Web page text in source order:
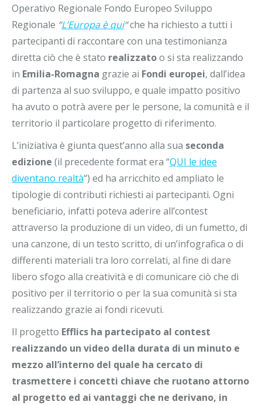
Operativo Regionale Fondo Europeo Sviluppo
Regionale “L’Europa è qui“che ha richiesto a tutti i
partecipanti di raccontare con una testimonianza
diretta ciò che è stato realizzatoo si sta realizzando
in Emilia-Romagna grazie ai Fondi europei, dall’idea
di partenza al suo sviluppo, e quale impatto positivo
ha avuto o potrà avere per le persone, la comunità e il
territorio il particolare progetto di riferimento.
L’iniziativa è giunta quest’anno alla sua seconda
edizione (il precedente format era “QUI le idee
diventano realtà“) ed ha arricchito ed ampliato le
tipologie di contributi richiesti ai partecipanti. Ogni
beneficiario, infatti poteva aderire all’contest
attraverso la produzione di un video, di un fumetto, di
una canzone, di un testo scritto, di un’infografica o di
differenti materiali tra loro correlati, al fine di dare
libero sfogo alla creatività e di comunicare ciò che di
positivo per il territorio o per la sua comunità si sta
realizzando grazie ai fondi ricevuti.
Il progetto Efflics ha partecipato al contest
realizzando un video della durata di un minuto e
mezzo all’interno del quale ha cercato di
trasmettere i concetti chiave che ruotano attorno
al progetto ed ai vantaggi che ne derivano, in